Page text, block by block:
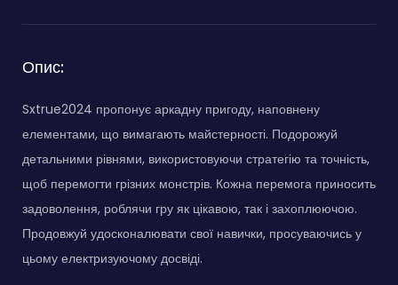
Опис:
Sxtrue2024 пропонує аркадну пригоду, наповнену
елементами, що вимагають майстерності. Подорожуй
детальними рівнями, використовуючи стратегію та точність,
щоб перемогти грізних монстрів. Кожна перемога приносить
задоволення, роблячи гру як цікавою, так і захоплюючою.
Продовжуй удосконалювати свої навички, просуваючись у
цьому електризуючому досвіді.